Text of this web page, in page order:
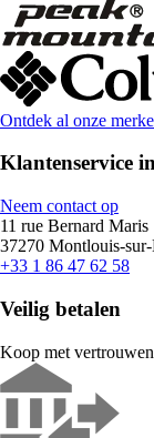
Ontdek al onze
Klantenservice
Neem contact op
11 rue Bernard Maris
37270 Montlouis-
+33 1 86 47 62 58
Veilig betalen
Koop met